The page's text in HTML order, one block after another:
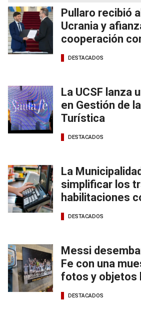
Pullaro recibió
Ucrania y
cooperación
DESTACADOS
La UCSF lanza
en Gestión de
Turística
DESTACADOS
La
simplificar los
habilitaciones
DESTACADOS
Messi
Fe con una
fotos y objetos
DESTACADOS